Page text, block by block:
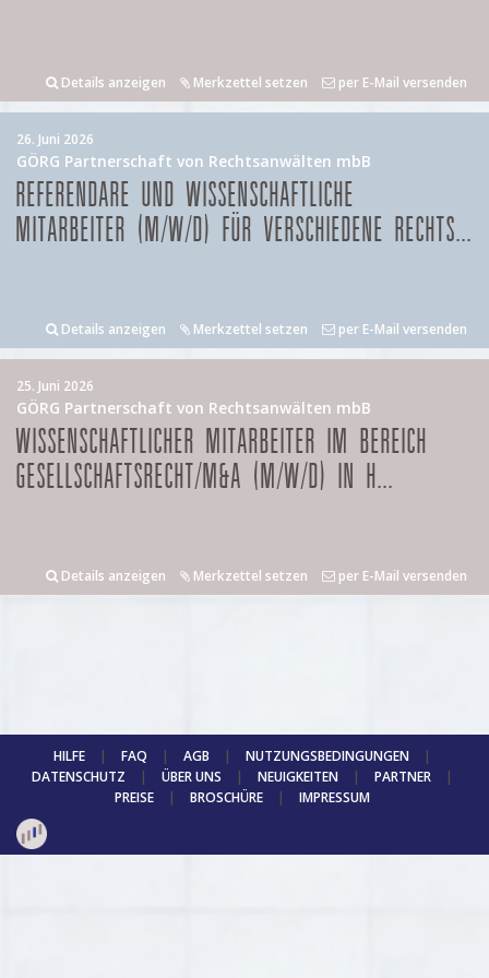
Details anzeigen Merkzettel setzen per E-Mail versenden
26. Juni 2026
GÖRG Partnerschaft von Rechtsanwälten mbB
REFERENDARE UND WISSENSCHAFTLICHE
MITARBEITER (M/W/D) FÜR VERSCHIEDENE RECHTS...
Details anzeigen Merkzettel setzen per E-Mail versenden
25. Juni 2026
GÖRG Partnerschaft von Rechtsanwälten mbB
WISSENSCHAFTLICHER MITARBEITER IM BEREICH
GESELLSCHAFTSRECHT/M&A (M/W/D) IN H...
Details anzeigen Merkzettel setzen per E-Mail versenden
HILFE | FAQ | AGB | NUTZUNGSBEDINGUNGEN
|
DATENSCHUTZ
| ÜBER UNS | NEUIGKEITEN | PARTNER
|
PREISE
| BROSCHÜRE | IMPRESSUM